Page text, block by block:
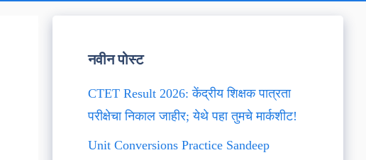
नवीन पोस्ट
CTET Result 2026: केंद्रीय शिक्षक पात्रता
परीक्षेचा निकाल जाहीर; येथे पहा तुमचे मार्कशीट!
Unit Conversions Practice Sandeep